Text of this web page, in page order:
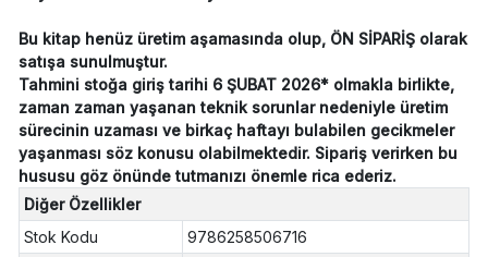
Bu kitap henüz üretim aşamasında olup, ÖN SİPARİŞ olarak
satışa sunulmuştur.
Tahmini stoğa giriş tarihi 6 ŞUBAT 2026* olmakla birlikte,
zaman zaman yaşanan teknik sorunlar nedeniyle üretim
sürecinin uzaması ve birkaç haftayı bulabilen gecikmeler
yaşanması söz konusu olabilmektedir. Sipariş verirken bu
hususu göz önünde tutmanızı önemle rica ederiz.
Diğer Özellikler
Stok Kodu
9786258506716